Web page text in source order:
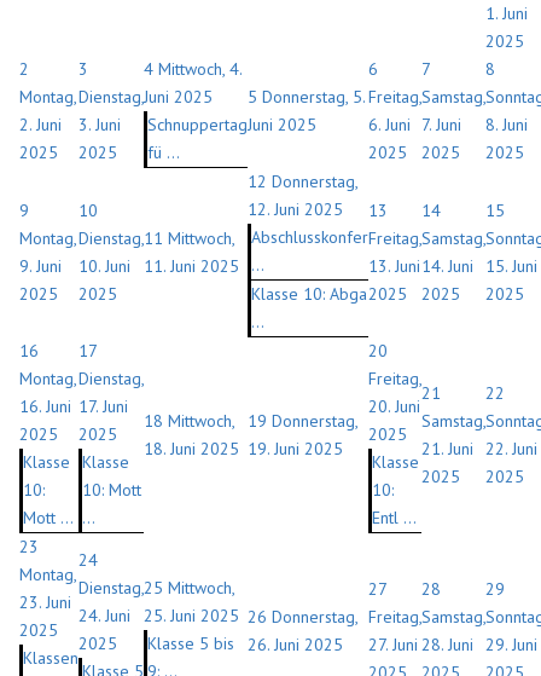
1. Juni
2025
2
Montag,
2. Juni
2025
3
Dienstag,
3. Juni
2025
4 Mittwoch, 4.
Juni 2025
Schnuppertag
fü ...
5 Donnerstag, 5.
Juni 2025
6
Freitag,
6. Juni
2025
7
Samstag,
7. Juni
2025
8
8. Juni
2025
9
Montag,
9. Juni
2025
10
Dienstag,
10. Juni
2025
11 Mittwoch,
11. Juni 2025
12 Donnerstag,
12. Juni 2025
Abschlusskonfer
...
Klasse 10: Abga
...
13
Freitag,
13. Juni
2025
14
Samstag,
14. Juni
2025
15
15. Juni
2025
16
Montag,
16. Juni
2025
Klasse
10:
Mott ...
17
Dienstag,
17. Juni
2025
Klasse
10: Mott
...
18 Mittwoch,
18. Juni 2025
19 Donnerstag,
19. Juni 2025
20
Freitag,
20. Juni
2025
Klasse
10:
Entl ...
21
Samstag,
21. Juni
2025
22
22. Juni
2025
23
Montag,
23. Juni
2025
Klassen
24
Dienstag,
24. Juni
2025
Klasse 5
25 Mittwoch,
25. Juni 2025
Klasse 5 bis
9: ...
26 Donnerstag,
26. Juni 2025
27
Freitag,
27. Juni
28
Samstag,
28. Juni
29
29. Juni